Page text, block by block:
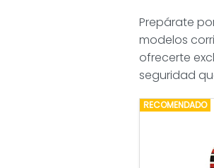
Prepárate
modelos
ofrecerte
seguridad
RECOMENDADO